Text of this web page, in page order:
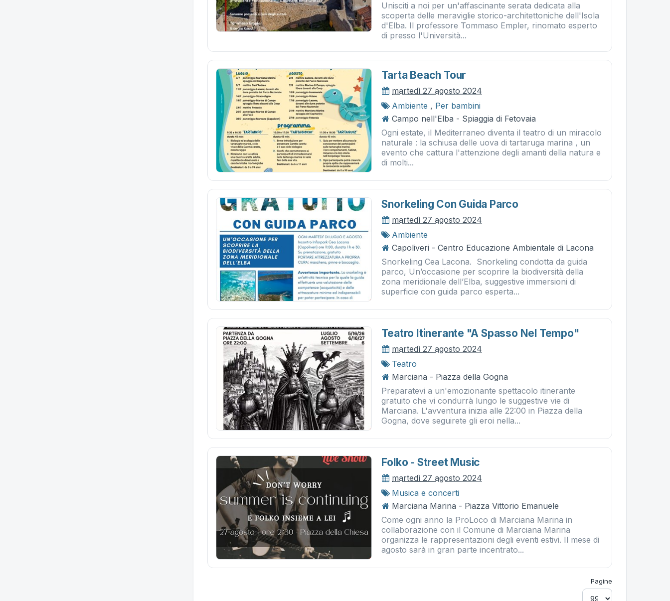
Unisciti a noi per un'affascinante serata dedicata alla
scoperta delle meraviglie storico-architettoniche dell'Isola
d'Elba. Il professore Tommaso Empler, rinomato esperto
di presso l'Università...
Tarta Beach Tour
martedì 27 agosto 2024
Ambiente , Per bambini
Campo nell'Elba - Spiaggia di Fetovaia
Ogni estate, il Mediterraneo diventa il teatro di un miracolo
naturale : la schiusa delle uova di tartaruga marina , un
evento che cattura l'attenzione degli amanti della natura e
di molti...
Snorkeling Con Guida Parco
martedì 27 agosto 2024
Ambiente
Capoliveri - Centro Educazione Ambientale di Lacona
Snorkeling Cea Lacona. Snorkeling condotta da guida
parco, Un’occasione per scoprire la biodiversità della
zona meridionale dell’Elba, suggestive immersioni di
superficie con guida parco esperta...
Teatro Itinerante "a Spasso Nel Tempo"
martedì 27 agosto 2024
Teatro
Marciana - Piazza della Gogna
Preparatevi a un'emozionante spettacolo itinerante
gratuito che vi condurrà lungo le suggestive vie di
Marciana. L'avventura inizia alle 22:00 in Piazza della
Gogna, dove seguirete gli eroi nella...
Folko - Street Music
martedì 27 agosto 2024
Musica e concerti
Marciana Marina - Piazza Vittorio Emanuele
Come ogni anno la ProLoco di Marciana Marina in
collaborazione con il Comune di Marciana Marina
organizza le rappresentazioni degli eventi estivi. Il mese di
agosto sarà in gran parte incentrato...
Pagine